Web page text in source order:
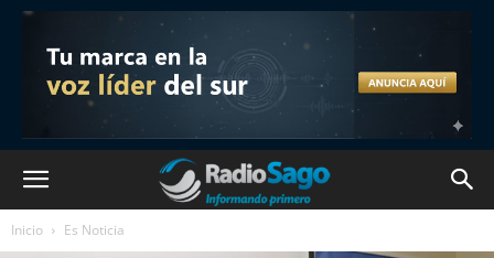
Inicio Es Noticia